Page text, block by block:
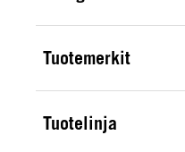
Tuotemerkit
Tuotelinja